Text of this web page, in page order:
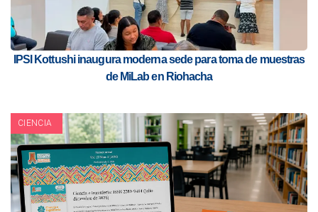
IPSI Kottushi inaugura moderna sede para toma de muestras
de MiLab en Riohacha
CIENCIA